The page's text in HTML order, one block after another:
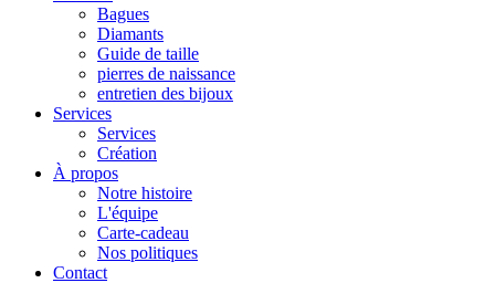
Bagues
Diamants
Guide de taille
pierres de naissance
entretien des bijoux
Services
Services
Création
À propos
Notre histoire
L'équipe
Carte-cadeau
Nos politiques
Contact